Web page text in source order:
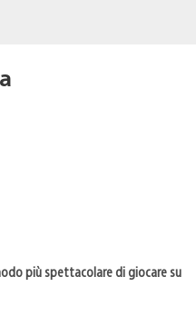
più spettacolare di giocare su